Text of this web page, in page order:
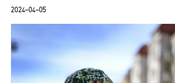
2024-04-05